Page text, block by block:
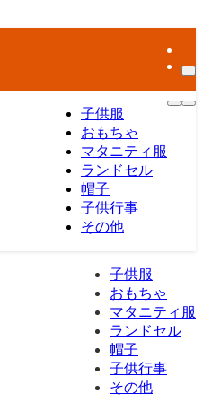
子供服
おもちゃ
マタニティ服
ランドセル
帽子
子供行事
その他
子供服
おもちゃ
マタニティ服
ランドセル
帽子
子供行事
その他